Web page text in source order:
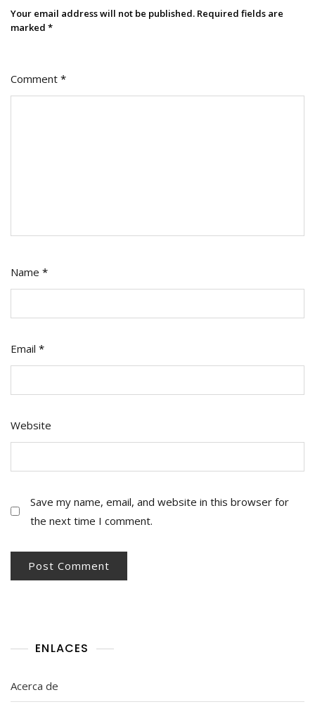
Your email address will not be published. Required fields are
marked *
Comment *
Name *
Email *
Website
Save my name, email, and website in this browser for
the next time I comment.
ENLACES
Acerca de